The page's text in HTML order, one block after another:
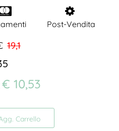
Post-Vendita
19,1
€ 10,53
Carrello